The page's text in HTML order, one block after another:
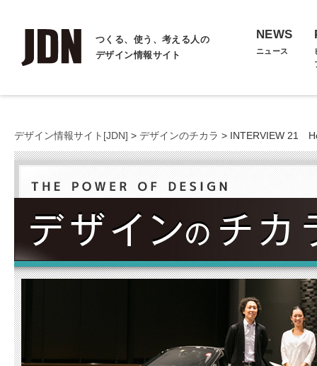
つくる、使う、考える人の
デザイン情報サイト
NEWS
ニュース
デザイン情報サイト[JDN] > デザインのチカラ > INTERVIEW 21